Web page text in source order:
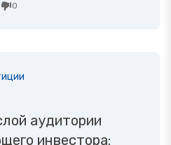
0
аудитории
инвестора: